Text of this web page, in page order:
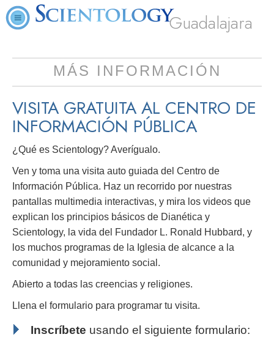
Guadalajara
MÁS INFORMACIÓN
VISITA GRATUITA AL CENTRO DE
INFORMACIÓN PÚBLICA
¿Qué es Scientology? Averígualo.
Ven y toma una visita auto guiada del Centro de
Información Pública. Haz un recorrido por nuestras
pantallas multimedia interactivas, y mira los videos que
explican los principios básicos de Dianética y
Scientology, la vida del Fundador L. Ronald Hubbard, y
los muchos programas de la Iglesia de alcance a la
comunidad y mejoramiento social.
Abierto a todas las creencias y religiones.
Llena el formulario para programar tu visita.
Inscríbete usando el siguiente formulario: